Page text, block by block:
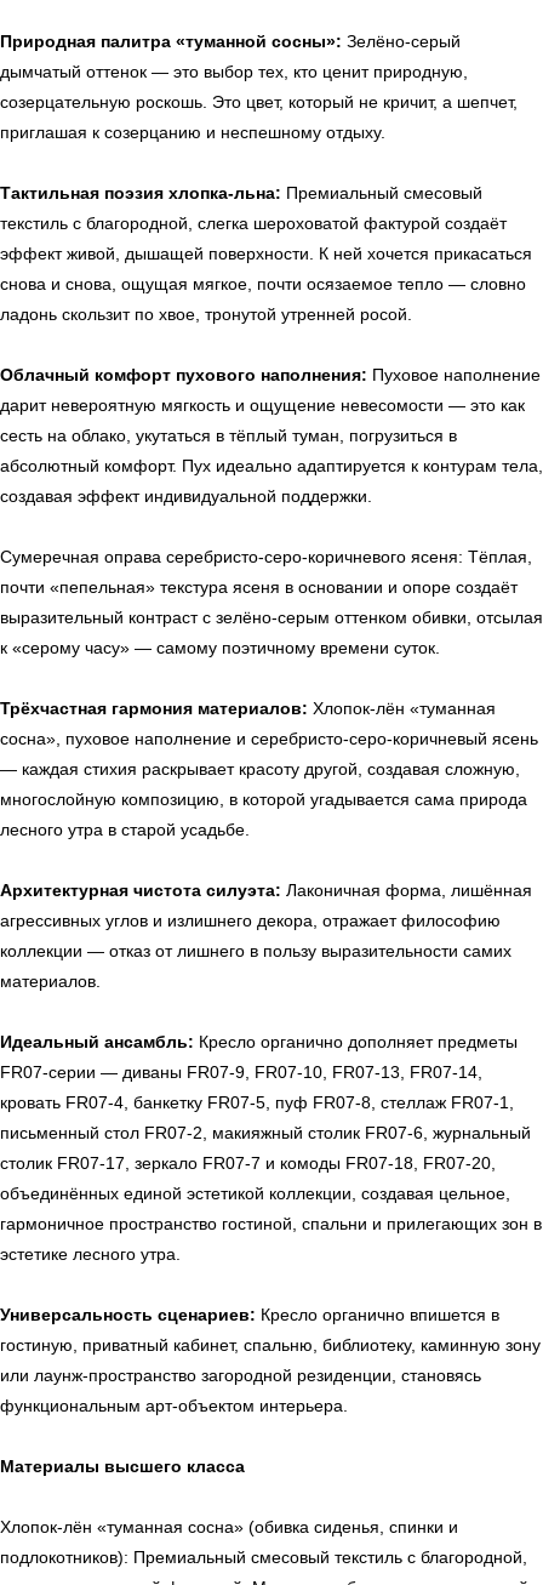
Природная палитра «туманной сосны»: Зелёно-серый
дымчатый оттенок — это выбор тех, кто ценит природную,
созерцательную роскошь. Это цвет, который не кричит, а шепчет,
приглашая к созерцанию и неспешному отдыху.
Тактильная поэзия хлопка-льна: Премиальный смесовый
текстиль с благородной, слегка шероховатой фактурой создаёт
эффект живой, дышащей поверхности. К ней хочется прикасаться
снова и снова, ощущая мягкое, почти осязаемое тепло — словно
ладонь скользит по хвое, тронутой утренней росой.
Облачный комфорт пухового наполнения: Пуховое наполнение
дарит невероятную мягкость и ощущение невесомости — это как
сесть на облако, укутаться в тёплый туман, погрузиться в
абсолютный комфорт. Пух идеально адаптируется к контурам тела,
создавая эффект индивидуальной поддержки.
Сумеречная оправа серебристо-серо-коричневого ясеня: Тёплая,
почти «пепельная» текстура ясеня в основании и опоре создаёт
выразительный контраст с зелёно-серым оттенком обивки, отсылая
к «серому часу» — самому поэтичному времени суток.
Трёхчастная гармония материалов: Хлопок-лён «туманная
сосна», пуховое наполнение и серебристо-серо-коричневый ясень
— каждая стихия раскрывает красоту другой, создавая сложную,
многослойную композицию, в которой угадывается сама природа
лесного утра в старой усадьбе.
Архитектурная чистота силуэта: Лаконичная форма, лишённая
агрессивных углов и излишнего декора, отражает философию
коллекции — отказ от лишнего в пользу выразительности самих
материалов.
Идеальный ансамбль: Кресло органично дополняет предметы
FR07-серии — диваны FR07-9, FR07-10, FR07-13, FR07-14,
кровать FR07-4, банкетку FR07-5, пуф FR07-8, стеллаж FR07-1,
письменный стол FR07-2, макияжный столик FR07-6, журнальный
столик FR07-17, зеркало FR07-7 и комоды FR07-18, FR07-20,
объединённых единой эстетикой коллекции, создавая цельное,
гармоничное пространство гостиной, спальни и прилегающих зон в
эстетике лесного утра.
Универсальность сценариев: Кресло органично впишется в
гостиную, приватный кабинет, спальню, библиотеку, каминную зону
или лаунж-пространство загородной резиденции, становясь
функциональным арт-объектом интерьера.
Материалы высшего класса
Хлопок-лён «туманная сосна» (обивка сиденья, спинки и
подлокотников): Премиальный смесовый текстиль с благородной,